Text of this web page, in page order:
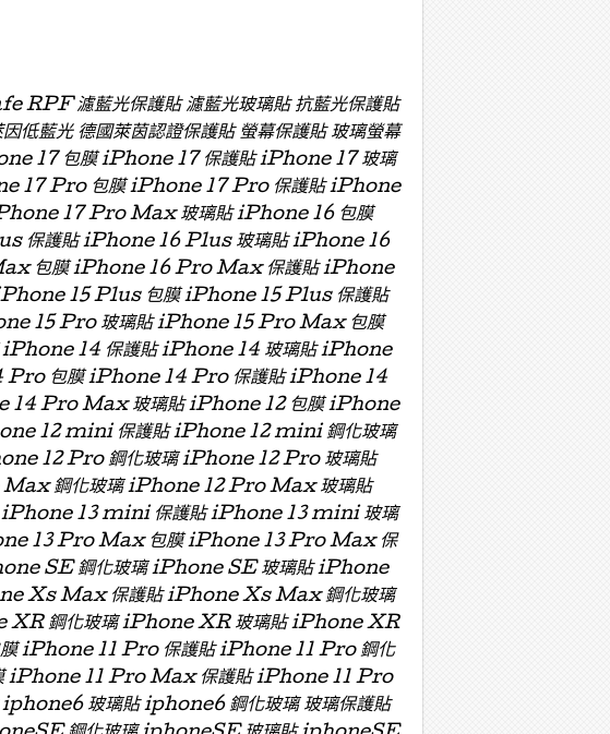
RPF 濾藍光保護貼 濾藍光玻璃貼 抗藍光保護貼
低藍光 德國萊茵認證保護貼 螢幕保護貼 玻璃螢幕
17 包膜 iPhone 17 保護貼 iPhone 17 玻璃
17 Pro 包膜 iPhone 17 Pro 保護貼 iPhone
17 Pro Max 玻璃貼 iPhone 16 包膜
保護貼 iPhone 16 Plus 玻璃貼 iPhone 16
包膜 iPhone 16 Pro Max 保護貼 iPhone
15 Plus 包膜 iPhone 15 Plus 保護貼
15 Pro 玻璃貼 iPhone 15 Pro Max 包膜
14 保護貼 iPhone 14 玻璃貼 iPhone
包膜 iPhone 14 Pro 保護貼 iPhone 14
Pro Max 玻璃貼 iPhone 12 包膜 iPhone
12 mini 保護貼 iPhone 12 mini 鋼化玻璃
12 Pro 鋼化玻璃 iPhone 12 Pro 玻璃貼
鋼化玻璃 iPhone 12 Pro Max 玻璃貼
13 mini 保護貼 iPhone 13 mini 玻璃
13 Pro Max 包膜 iPhone 13 Pro Max 保
SE 鋼化玻璃 iPhone SE 玻璃貼 iPhone
Xs Max 保護貼 iPhone Xs Max 鋼化玻璃
鋼化玻璃 iPhone XR 玻璃貼 iPhone XR
iPhone 11 Pro 保護貼 iPhone 11 Pro 鋼化
iPhone 11 Pro Max 保護貼 iPhone 11 Pro
玻璃貼 iphone6 鋼化玻璃 玻璃保護貼